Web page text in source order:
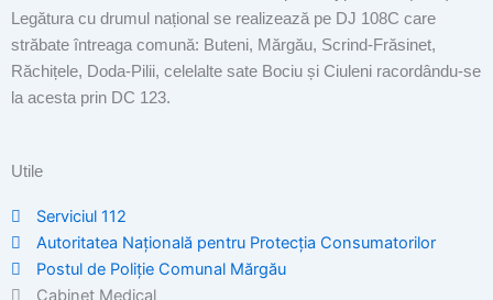
Legătura cu drumul național se realizează pe DJ 108C care
străbate întreaga comună: Buteni, Mărgău, Scrind-Frăsinet,
Răchițele, Doda-Pilii, celelalte sate Bociu și Ciuleni racordându-se
la acesta prin DC 123.
Utile
Serviciul 112
Autoritatea Națională pentru Protecția Consumatorilor
Postul de Poliţie Comunal Mărgău
Cabinet Medical